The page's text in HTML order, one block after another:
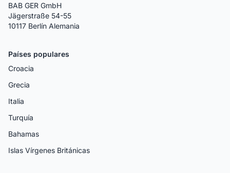
BAB GER GmbH
Jägerstraße 54-55
10117 Berlín Alemania
Países populares
Croacia
Grecia
Italia
Turquía
Bahamas
Islas Vírgenes Británicas